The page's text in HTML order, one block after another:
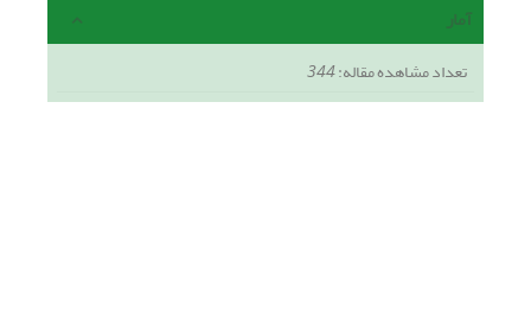
آمار
تعداد مشاهده مقاله:344